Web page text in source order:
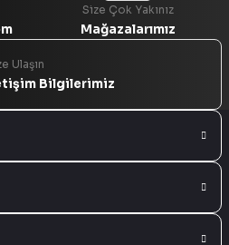
Size Çok Yakınız
Mağazalarımız
Ulaşın
Bilgilerimiz